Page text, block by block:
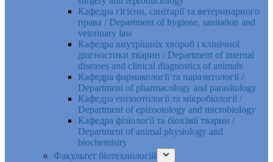
Кафедра гігієни, санітарії та ветеринарного
права / Department of hygiene, sanitation and
veterinary law
Кафедра внутрішніх хвороб і клінічної
діагностики тварин / Department of internal
diseases and clinical diagnostics of animals
Кафедра фармакології та паразитології /
Department of pharmacology and parasitology
Кафедра епізоотології та мікробіології /
Department of epizootology and microbiology
Кафедра фізіології та біохімії тварин /
Department of animal physiology and
biochemistry
Факультет біотехнологій